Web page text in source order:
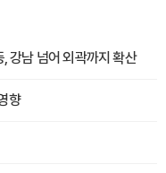
강남 넘어 외곽까지 확산
향